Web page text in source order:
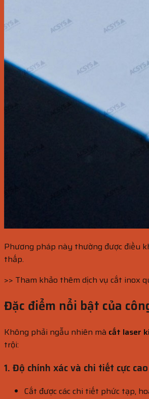
Phương pháp này thường được điều
thấp.
>> Tham khảo thêm dịch vụ cắt inox
Đặc điểm nổi bật của
Không phải ngẫu nhiên mà cắt laser
trội:
1. Độ chính xác và chi tiết cực cao
Cắt được các chi tiết phức tạp,